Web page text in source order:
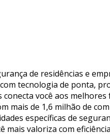
de residências e
tecnologia de ponta,
você aos
mais de 1,6 milhão de
específicas de
valoriza com